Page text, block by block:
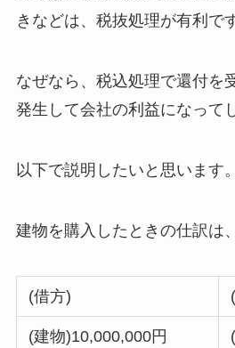
きなどは、税抜処理が有利で
なぜなら、税込処理で還付を
発生して会社の利益になって
以下で説明したいと思います。
建物を購入したときの仕訳は
(借方)
(建物)10,000,000円